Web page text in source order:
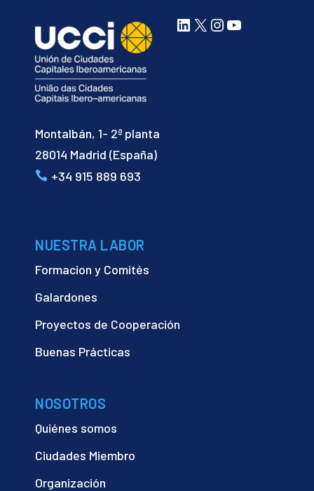
Montalbán, 1- 2ª planta
28014 Madrid (España)
+34 915 889 693
LinkedIn
X Instagram
YouTube
NUESTRA LABOR
Formacion y Comités
Galardones
Proyectos de Cooperación
Buenas Prácticas
NOSOTROS
Quiénes somos
Ciudades Miembro
Organización